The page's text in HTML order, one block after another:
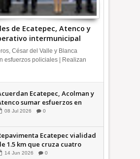
de Ecatepec, Atenco y
intermunicipal
César del Valle y Blanca
esfuerzos policiales | Realizan
Ecatepec, Acolman y
sumar esfuerzos en
08 Jul 2026 0
Ecatepec vialidad
1.5 km que cruza cuatro
+Video
14 Jun 2026 0